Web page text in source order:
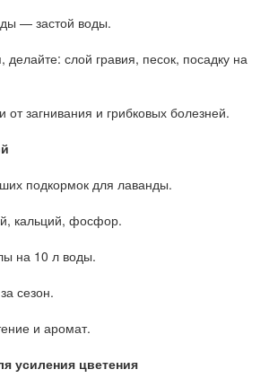
— застой воды.
делайте: слой гравия, песок, посадку на
загнивания и грибковых болезней.
подкормок для лаванды.
кальций, фосфор.
на 10 л воды.
сезон.
и аромат.
усиления цветения